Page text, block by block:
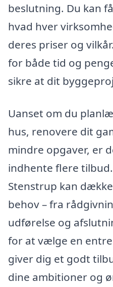
beslutning. Du kan
hvad hver
deres priser og
for både tid og
sikre at dit
Uanset om du
hus, renovere dit
mindre opgaver, er
indhente flere
Stenstrup kan
behov – fra
udførelse og
for at vælge en
giver dig et godt
dine ambitioner og